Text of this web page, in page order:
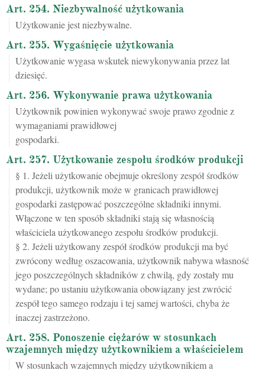
Art. 254. Niezbywalność użytkowania
Użytkowanie jest niezbywalne.
Art. 255. Wygaśnięcie użytkowania
Użytkowanie wygasa wskutek niewykonywania przez lat
dziesięć.
Art. 256. Wykonywanie prawa użytkowania
Użytkownik powinien wykonywać swoje prawo zgodnie z
wymaganiami prawidłowej
gospodarki.
Art. 257. Użytkowanie zespołu środków produkcji
§ 1. Jeżeli użytkowanie obejmuje określony zespół środków
produkcji, użytkownik może w granicach prawidłowej
gospodarki zastępować poszczególne składniki innymi.
Włączone w ten sposób składniki stają się własnością
właściciela użytkowanego zespołu środków produkcji.
§ 2. Jeżeli użytkowany zespół środków produkcji ma być
zwrócony według oszacowania, użytkownik nabywa własność
jego poszczególnych składników z chwilą, gdy zostały mu
wydane; po ustaniu użytkowania obowiązany jest zwrócić
zespół tego samego rodzaju i tej samej wartości, chyba że
inaczej zastrzeżono.
Art. 258. Ponoszenie ciężarów w stosunkach
wzajemnych między użytkownikiem a właścicielem
W stosunkach wzajemnych między użytkownikiem a